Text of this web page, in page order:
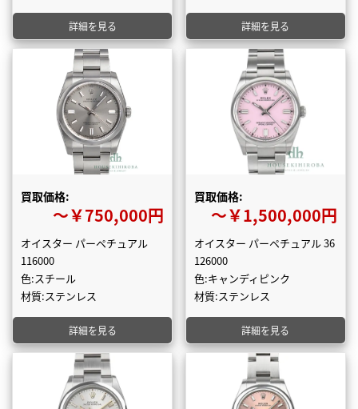
詳細を見る 詳細を見る
買取価格:
〜￥750,000円
オイスター パーペチュアル
116000
色:スチール
材質:ステンレス
詳細を見る
買取価格:
〜￥1,500,000円
オイスター パーペチュアル 36
126000
色:キャンディピンク
材質:ステンレス
詳細を見る